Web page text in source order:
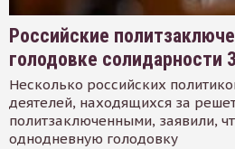
Российские
голодовке солидарности
Несколько российских
деятелей, находящихся за
политзаключенными, заявили,
однодневную голодовку